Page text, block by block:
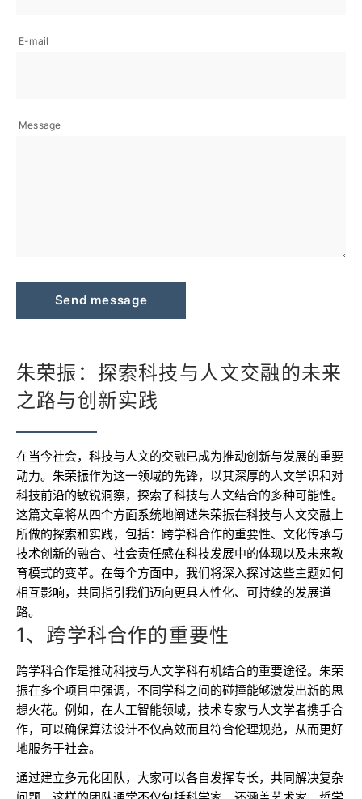
E-mail
Message
Send message
朱荣振：探索科技与人文交融的未来
之路与创新实践
在当今社会，科技与人文的交融已成为推动创新与发展的重要
动力。朱荣振作为这一领域的先锋，以其深厚的人文学识和对
科技前沿的敏锐洞察，探索了科技与人文结合的多种可能性。
这篇文章将从四个方面系统地阐述朱荣振在科技与人文交融上
所做的探索和实践，包括：跨学科合作的重要性、文化传承与
技术创新的融合、社会责任感在科技发展中的体现以及未来教
育模式的变革。在每个方面中，我们将深入探讨这些主题如何
相互影响，共同指引我们迈向更具人性化、可持续的发展道
路。
1、跨学科合作的重要性
跨学科合作是推动科技与人文学科有机结合的重要途径。朱荣
振在多个项目中强调，不同学科之间的碰撞能够激发出新的思
想火花。例如，在人工智能领域，技术专家与人文学者携手合
作，可以确保算法设计不仅高效而且符合伦理规范，从而更好
地服务于社会。
通过建立多元化团队，大家可以各自发挥专长，共同解决复杂